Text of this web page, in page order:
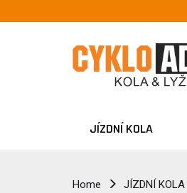
JÍZDNÍ KOLA
Home JÍZDNÍ KOLA